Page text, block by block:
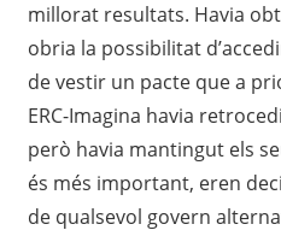
millorat resultats. Havia
obria la possibilitat
de vestir un pacte que a
ERC-Imagina havia
però havia mantingut els
és més important, eren
de qualsevol govern